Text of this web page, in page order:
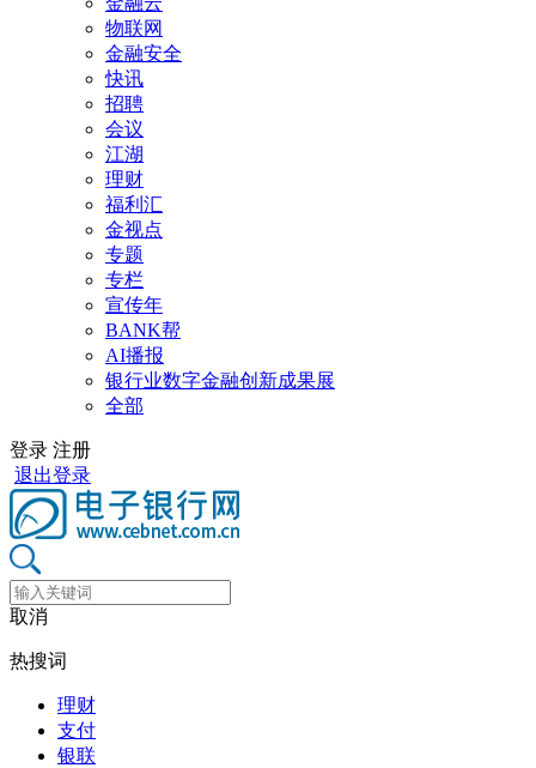
物联网
金融安全
快讯
招聘
会议
江湖
理财
福利汇
金视点
专题
专栏
宣传年
BANK帮
AI播报
银行业数字金融创新成果展
全部
登录 注册
退出登录
取消
热搜词
理财
支付
银联